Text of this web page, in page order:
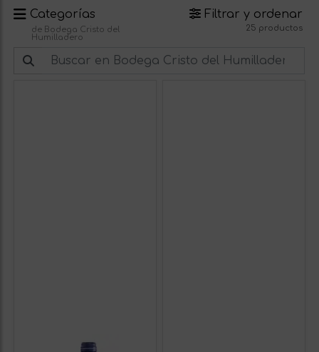
Categorías
de Bodega Cristo del
Humilladero
Filtrar y ordenar
25 productos